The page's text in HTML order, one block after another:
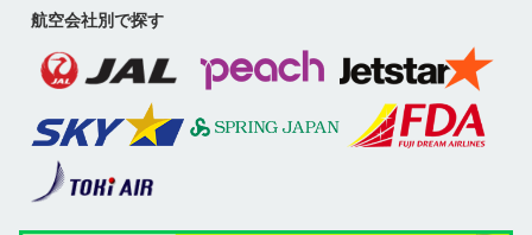
航空会社別で探す